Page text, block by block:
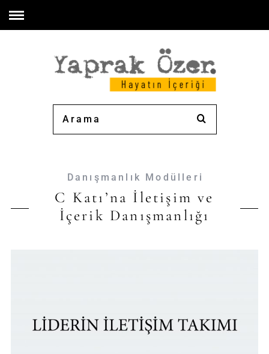
Danışmanlık Modülleri
C Katı’na İletişim ve
İçerik Danışmanlığı